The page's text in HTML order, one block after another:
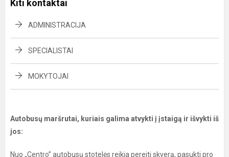
Kiti kontaktai
ADMINISTRACIJA
SPECIALISTAI
MOKYTOJAI
Autobusų maršrutai, kuriais galima atvykti į įstaigą ir išvykti iš
jos:
Nuo „Centro” autobusų stotelės reikia pereiti skverą, pasukti pro